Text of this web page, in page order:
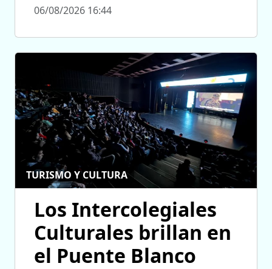
06/08/2026 16:44
TURISMO Y CULTURA
Los Intercolegiales
Culturales brillan en
el Puente Blanco